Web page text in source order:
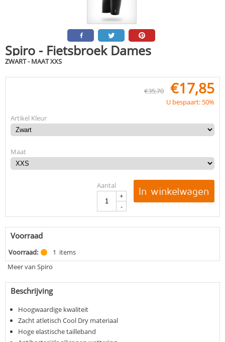
Spiro - Fietsbroek Dames
ZWART - MAAT XXS
€35,70 €17,85
U bespaart: 50%
Artikel Kleur
Maat
Aantal
+
-
In winkelwagen
Voorraad
Voorraad: 1 items
Meer van Spiro
Beschrijving
Hoogwaardige kwaliteit
Zacht atletisch Cool Dry materiaal
Hoge elastische tailleband